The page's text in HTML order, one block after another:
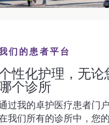
们的患者平台
性化护理，无论
个诊所
过我的卓护医疗患者门户
我们所有的诊所中，您